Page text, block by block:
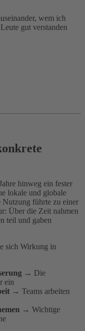
wem ich
gut verstanden
hinweg ein fester
lokale und globale
Nutzung führte zu einer
Über die Zeit nahmen
teil und gaben
sich Wirkung in
→ Die
ein
→ Teams arbeiten
→ Wichtige